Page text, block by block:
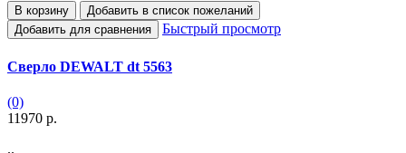
В корзину
Добавить в список пожеланий
Добавить для сравнения
Быстрый просмотр
Сверло DEWALT dt 5563
(0)
11970 р.
..